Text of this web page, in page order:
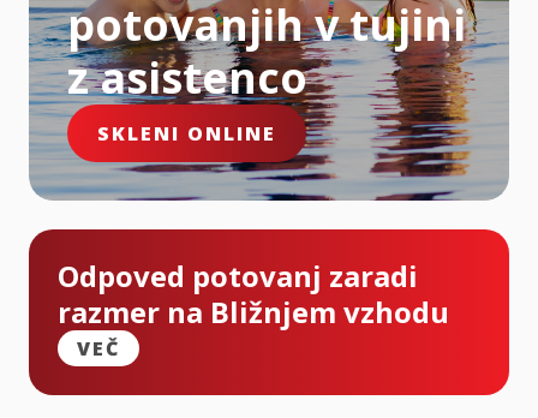
potovanjih v tujini
z asistenco
SKLENI ONLINE
Odpoved potovanj zaradi
razmer na Bližnjem vzhodu
VEČ